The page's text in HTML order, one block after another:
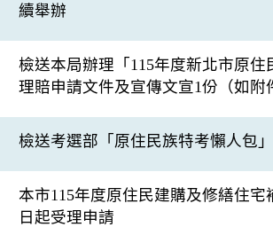
續舉辦
檢送本局辦理「115年度新北市原住
理賠申請文件及宣傳文宣1份（如附
檢送考選部「原住民族特考懶人包
本市115年度原住民建購及修繕住宅
日起受理申請